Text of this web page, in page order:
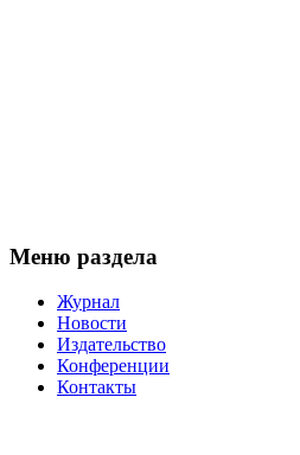
Меню раздела
Журнал
Новости
Издательство
Конференции
Контакты